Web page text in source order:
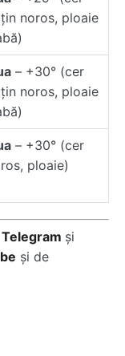
noros, ploaie
– +30° (cer
noros, ploaie
– +30° (cer
ploaie)
Telegram și
și de